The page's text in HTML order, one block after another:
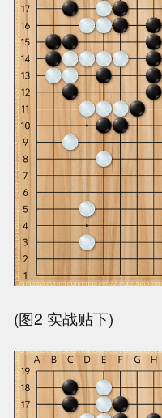
(图2 实战贴下)